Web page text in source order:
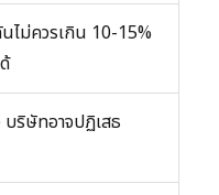
ไม่ควรเกิน 10-15%
บริษัทอาจปฏิเสธ